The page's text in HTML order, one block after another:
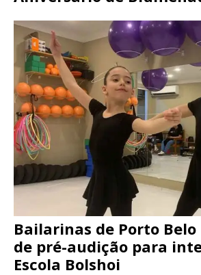
Bailarinas de Porto
de pré-audição para
Escola Bolshoi